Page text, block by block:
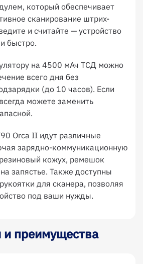
который обеспечивает
сканирование штрих-
и считайте — устройство
быстро.
на 4500 мАч ТСД можно
всего дня без
(до 10 часов). Если
можете заменить
Orca II идут различные
зарядно-коммуникационную
кожух, ремешок
запястье. Также доступны
для сканера, позволяя
под ваши нужды.
и преимущества